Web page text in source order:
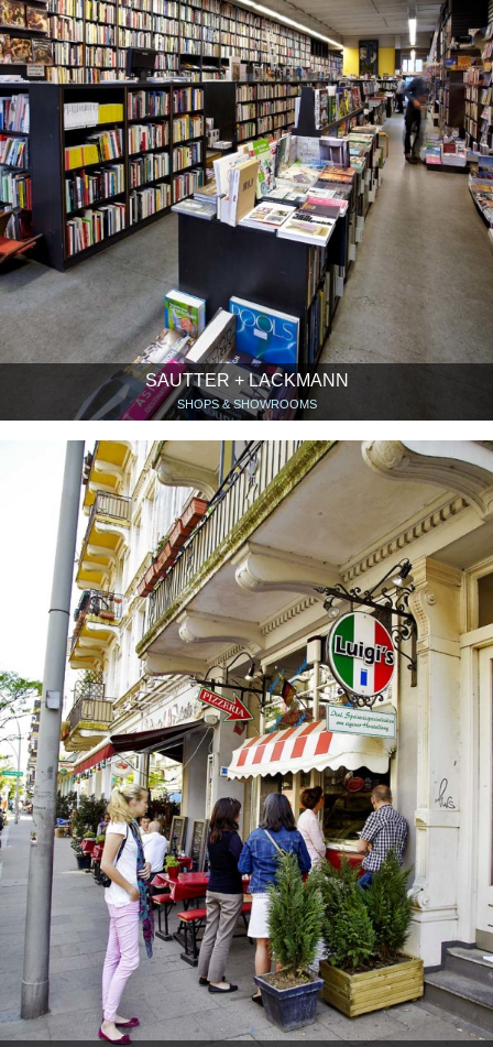
SAUTTER + LACKMANN
SHOPS & SHOWROOMS